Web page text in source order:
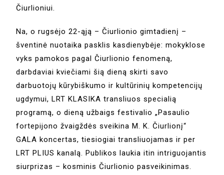
Čiurlioniui.
Na, o rugsėjo 22-ąją – Čiurlionio gimtadienį –
šventinė nuotaika pasklis kasdienybėje: mokyklose
vyks pamokos pagal Čiurlionio fenomeną,
darbdaviai kviečiami šią dieną skirti savo
darbuotojų kūrybiškumo ir kultūrinių kompetencijų
ugdymui, LRT KLASIKA transliuos specialią
programą, o dieną užbaigs festivalio „Pasaulio
fortepijono žvaigždės sveikina M. K. Čiurlionį“
GALA koncertas, tiesiogiai transliuojamas ir per
LRT PLIUS kanalą. Publikos laukia itin intriguojantis
siurprizas – kosminis Čiurlionio pasveikinimas.